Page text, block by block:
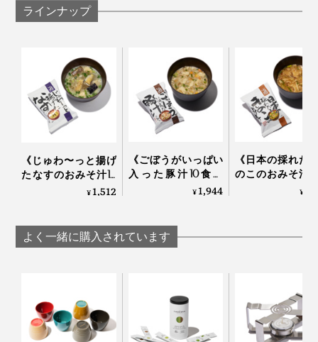
天日干しや高熱を加える乾燥方法に比べて、食品の味・
香り・食感・色・栄養を損なうことなく、長期保存が可
能。
温風乾燥50℃、冷風乾燥25℃
＊ブランチングとは野菜などを冷凍する前に、短時間さっと下茹ですること。
ひとつに複数の具材が入って、ボリュームもたっぷり。
お味噌も具材に合わせてブレンドを変える丁寧さ。
息子も自ら朝ごはんの準備をして、大満足の様子。もう
母業から足を洗ってもよさそうです。ほっ。
ラインナップ
《じゅわ〜っと揚げ
たなすのおみそ汁10
食入り》化学調味料
リーズドライの「し
あわせいっぱいおみ
¥1,512
《ごぼうがいっぱい
入った豚汁10食入
り》化学調味料不使
ズドライの「しあわ
せいっぱいおみそ
¥1,944
《日本の採れた
のこのおみそ汁
入り》化学調味
¥
よく一緒に購入されています